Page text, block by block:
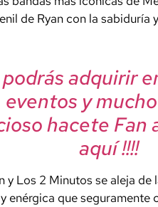
de Ryan con la
adquirir
y
hacete Fan
aquí !!!!
y Los 2 Minutos se aleja de
enérgica que seguramente